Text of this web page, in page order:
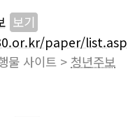
보기
paper/list.asp
물 사이트 > 청년주보